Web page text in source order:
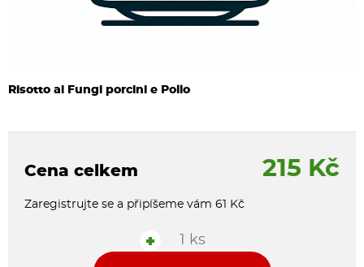
Risotto ai Fungi porcini e Pollo
Cena celkem 215 Kč
Zaregistrujte se a připíšeme vám 61 Kč
+ 1 ks